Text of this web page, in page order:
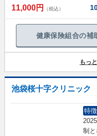
11,000円 （税込）
健康保険組合の補
もっ
池袋桜十字クリニック
特徴
制と